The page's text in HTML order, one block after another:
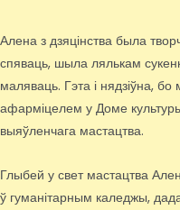
Алена з дзяцінства была
спяваць, шыла лялькам
маляваць. Гэта і нядзіўна,
афарміцелем у Доме
выяўленчага мастацтва.
Глыбей у свет мастацтва
ў гуманітарным каледжы,